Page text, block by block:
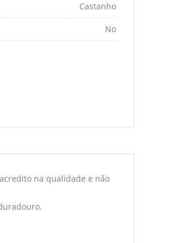
Castanho
No
na qualidade e não